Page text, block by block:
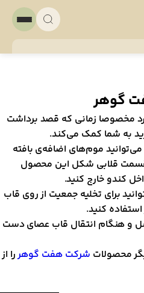
گوهر
مخصوصا زمانی که قصد برداشت
به شما کمک می‌کند.
موم‌های اضافه‌ی بافته
قسمت قلابی شکل این محصول
کندو خارج کنید.
برای تخلیه جمعیت از روی قاب
کنید.
و هنگام انتقال قاب عصای دست
محصولات شرکت هفت گوهررا از